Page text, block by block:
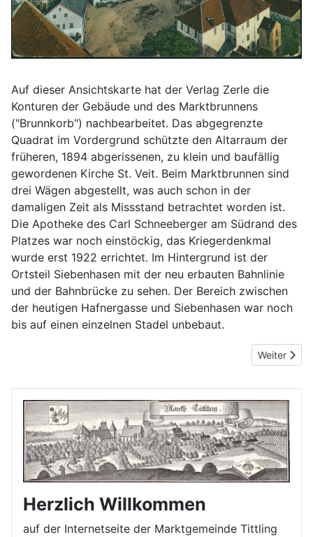
Auf dieser Ansichtskarte hat der Verlag Zerle die
Konturen der Gebäude und des Marktbrunnens
("Brunnkorb") nachbearbeitet. Das abgegrenzte
Quadrat im Vordergrund schützte den Altarraum der
früheren, 1894 abgerissenen, zu klein und baufällig
gewordenen Kirche St. Veit. Beim Marktbrunnen sind
drei Wägen abgestellt, was auch schon in der
damaligen Zeit als Missstand betrachtet worden ist.
Die Apotheke des Carl Schneeberger am Südrand des
Platzes war noch einstöckig, das Kriegerdenkmal
wurde erst 1922 errichtet. Im Hintergrund ist der
Ortsteil Siebenhasen mit der neu erbauten Bahnlinie
und der Bahnbrücke zu sehen. Der Bereich zwischen
der heutigen Hafnergasse und Siebenhasen war noch
bis auf einen einzelnen Stadel unbebaut.
Nächster
Weiter
Herzlich Willkommen
auf der Internetseite der Marktgemeinde Tittling